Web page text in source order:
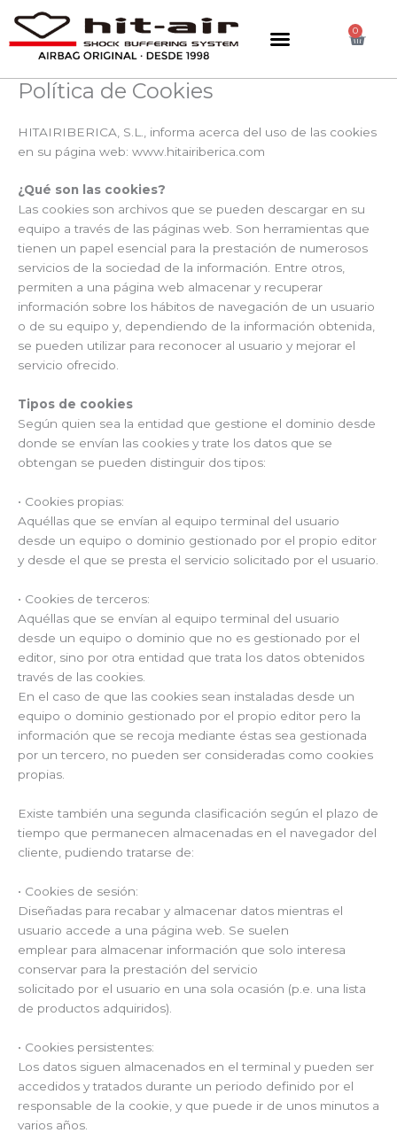
contenido
0
Política de Cookies
HITAIRIBERICA, S.L., informa acerca del uso de las cookies
en su página web: www.hitairiberica.com
¿Qué son las cookies?
Las cookies son archivos que se pueden descargar en su
equipo a través de las páginas web. Son herramientas que
tienen un papel esencial para la prestación de numerosos
servicios de la sociedad de la información. Entre otros,
permiten a una página web almacenar y recuperar
información sobre los hábitos de navegación de un usuario
o de su equipo y, dependiendo de la información obtenida,
se pueden utilizar para reconocer al usuario y mejorar el
servicio ofrecido.
Tipos de cookies
Según quien sea la entidad que gestione el dominio desde
donde se envían las cookies y trate los datos que se
obtengan se pueden distinguir dos tipos:
• Cookies propias:
Aquéllas que se envían al equipo terminal del usuario
desde un equipo o dominio gestionado por el propio editor
y desde el que se presta el servicio solicitado por el usuario.
• Cookies de terceros:
Aquéllas que se envían al equipo terminal del usuario
desde un equipo o dominio que no es gestionado por el
editor, sino por otra entidad que trata los datos obtenidos
través de las cookies.
En el caso de que las cookies sean instaladas desde un
equipo o dominio gestionado por el propio editor pero la
información que se recoja mediante éstas sea gestionada
por un tercero, no pueden ser consideradas como cookies
propias.
Existe también una segunda clasificación según el plazo de
tiempo que permanecen almacenadas en el navegador del
cliente, pudiendo tratarse de:
• Cookies de sesión:
Diseñadas para recabar y almacenar datos mientras el
usuario accede a una página web. Se suelen
emplear para almacenar información que solo interesa
conservar para la prestación del servicio
solicitado por el usuario en una sola ocasión (p.e. una lista
de productos adquiridos).
• Cookies persistentes:
Los datos siguen almacenados en el terminal y pueden ser
accedidos y tratados durante un periodo definido por el
responsable de la cookie, y que puede ir de unos minutos a
varios años.